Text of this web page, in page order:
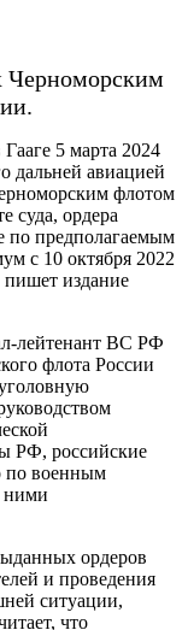
5 марта 2024
дальней авиацией
флотом
суда, ордера
по предполагаемым
с 10 октября 2022
пишет издание
лейтенант ВС РФ
флота России
РФ, российские
по военным
ними
ордеров
и проведения
ситуации,
что